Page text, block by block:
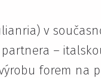
v
–
forem na